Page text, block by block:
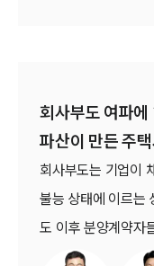
실무에서 빈번히 활
에도 일정한 한계를
2025. 6. 19. 선고
회사부도 여파
파산이 만든 주
회사부도는 기업이
불능 상태에 이르는 상황을 의
도 이후 분양계약자
‘분양이행’을 선택